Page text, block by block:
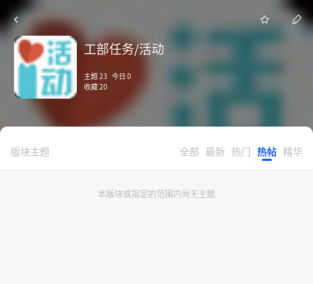
工部任务/活动
主题 23 今日 0
收藏 20
版块主题 全部 最新 热门 热帖 精华
本版块或指定的范围内尚无主题